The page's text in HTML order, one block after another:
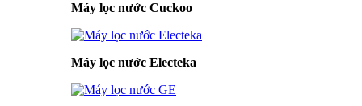
Máy lọc nước Cuckoo
Máy lọc nước Electeka